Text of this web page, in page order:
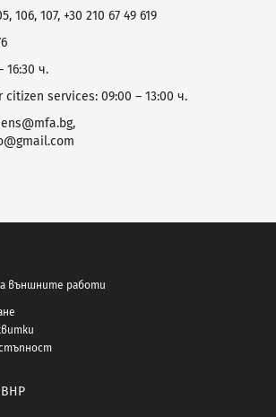
106, 107, +30 210 67 49 619
16:30 ч.
services: 09:00 – 13:00 ч.
външните работи